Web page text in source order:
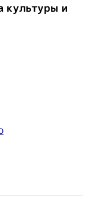
культуры и